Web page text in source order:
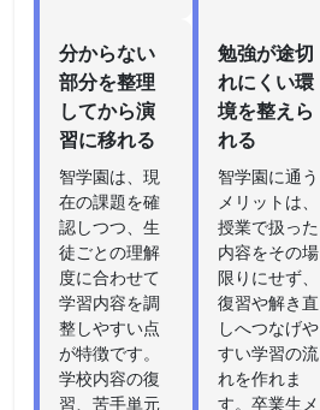
分からない
部分を整理
してから演
習に移れる
智学園は、現
在の課題を確
認しつつ、生
徒ごとの理解
度に合わせて
学習内容を調
整しやすい点
が特徴です。
学校内容の復
習、苦手単元
勉強が途切
れにくい環
境を整えら
れる
智学園に通う
メリットは、
授業で扱った
内容をその場
限りにせず、
復習や解き直
しへつなげや
すい学習の流
れを作れま
す。卒業生メ